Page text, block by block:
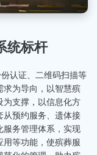
统标杆
认证、二维码扫描等
求为导向，以智慧殡
为支撑，以信息化方
从预约服务、遗体接
服务管理体系，实现
用等功能，使殡葬服